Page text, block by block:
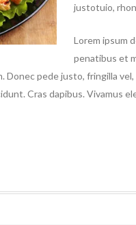
justotuio,
Lorem ipsum
penatibus et
Donec pede justo, fringilla
Cras dapibus. Vivamus